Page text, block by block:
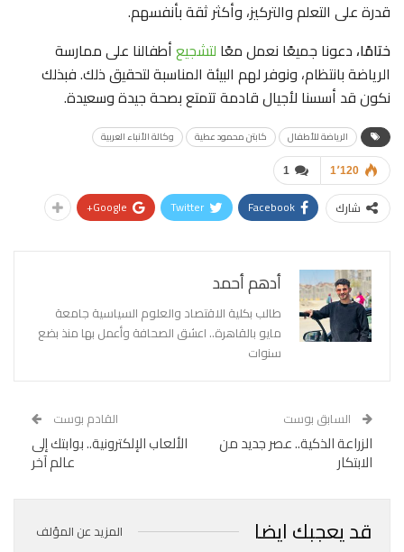
قدرة على التعلم والتركيز، وأكثر ثقة بأنفسهم.
ختامًا،دعونا جميعًا نعمل معًا لتشجيعأطفالنا على ممارسة
الرياضة بانتظام، ونوفر لهم البيئة المناسبة لتحقيق ذلك. فبذلك
نكون قد أسسنا لأجيال قادمة تتمتع بصحة جيدة وسعيدة.
الرياضة للأطفال كابتن محمود عطية وكالة الأنباء العربية
1 1٬120
شارك Facebook
Twitter
Google+
أدهم أحمد
طالب بكلية الاقتصاد والعلوم السياسية جامعة
مايو بالقاهرة.. اعشق الصحافة وأعمل بها منذ بضع
سنوات
السابق بوست
الزراعة الذكية.. عصر جديد من
الابتكار
القادم بوست
الألعاب الإلكترونية.. بوابتك إلى
عالم آخر
قد يعجبك ايضا المزيد عن المؤلف